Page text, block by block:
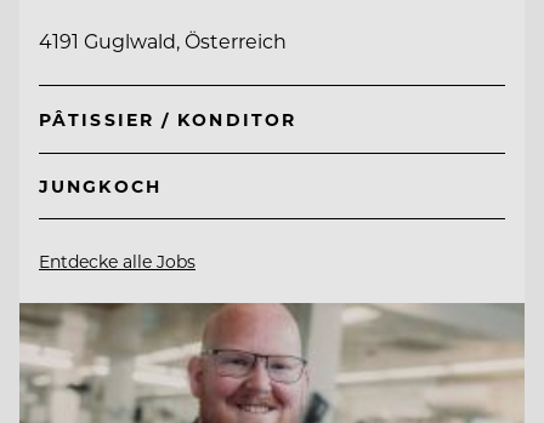
4191 Guglwald, Österreich
PÂTISSIER / KONDITOR
JUNGKOCH
Entdecke alle Jobs